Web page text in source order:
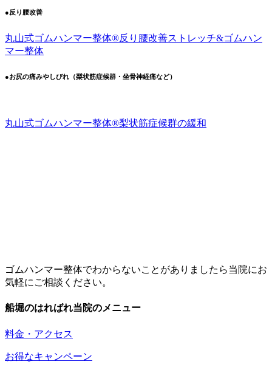
●反り腰改善
丸山式ゴムハンマー整体®︎反り腰改善ストレッチ&ゴムハン
マー整体
●お尻の痛みやしびれ（梨状筋症候群・坐骨神経痛など）
丸山式ゴムハンマー整体®︎梨状筋症候群の緩和
ゴムハンマー整体でわからないことがありましたら当院にお
気軽にご相談ください。
船堀のはればれ当院のメニュー
料金・アクセス
お得なキャンペーン